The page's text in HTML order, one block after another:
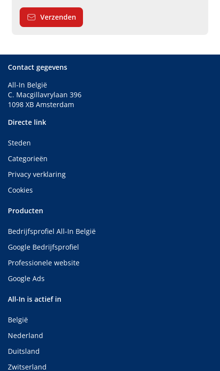
Verzenden
Contact gegevens
All-In België
C. Macgillavrylaan 396
1098 XB Amsterdam
Directe link
Steden
Categorieën
Privacy verklaring
Cookies
Producten
Bedrijfsprofiel All-In België
Google Bedrijfsprofiel
Professionele website
Google Ads
All-In is actief in
België
Nederland
Duitsland
Zwitserland